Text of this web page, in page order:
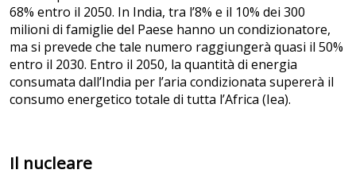
68% entro il 2050. In India, tra l’8% e il 10% dei 300
milioni di famiglie del Paese hanno un condizionatore,
ma si prevede che tale numero raggiungerà quasi il 50%
entro il 2030. Entro il 2050, la quantità di energia
consumata dall’India per l’aria condizionata supererà il
consumo energetico totale di tutta l’Africa (Iea).
Il nucleare